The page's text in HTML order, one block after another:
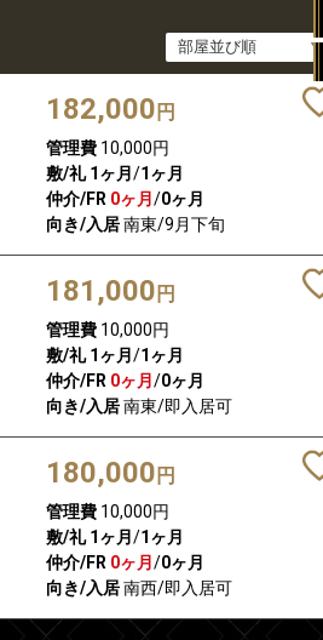
182,000 円
管理費10,000円
敷/礼 1ヶ月 /1ヶ月
仲介/FR 0ヶ月 /0ヶ月
向き/入居南東/9月下旬
181,000 円
管理費10,000円
敷/礼 1ヶ月 /1ヶ月
仲介/FR 0ヶ月 /0ヶ月
向き/入居南東/即入居可
180,000 円
管理費10,000円
敷/礼 1ヶ月 /1ヶ月
仲介/FR 0ヶ月 /0ヶ月
向き/入居南西/即入居可